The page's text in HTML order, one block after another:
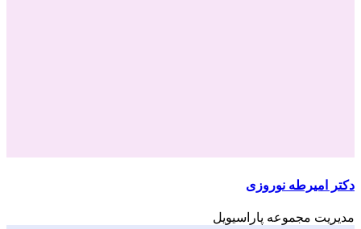
دکتر امیرطه نوروزی
مدیریت مجموعه پاراسیویل